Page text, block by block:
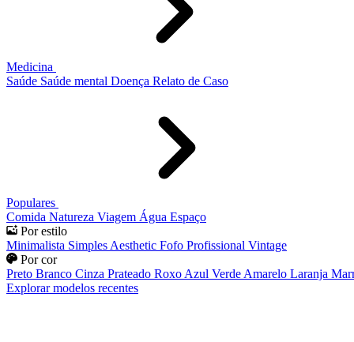
Medicina
Saúde Saúde mental Doença Relato de Caso
Populares
Comida Natureza Viagem Água Espaço
Por estilo
Minimalista Simples Aesthetic Fofo Profissional Vintage
Por cor
Preto Branco Cinza Prateado Roxo Azul Verde Amarelo Laranja
Explorar modelos recentes